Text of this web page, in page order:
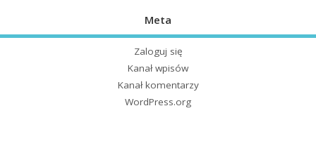
Meta
Zaloguj się
Kanał wpisów
Kanał komentarzy
WordPress.org